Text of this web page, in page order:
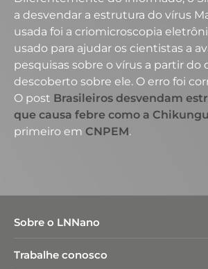
a desvendar a estrutura do vírus
usada foi a criomicroscopia
usado para ajudar os cientistas a
pesquisas sobre o vírus a partir do
descoberto sobre ele. O erro foi
O post Brasileiros desvendam
que causa febre como a
primeiro em CNPEM.
Sobre o LNNano
Trabalhe conosco